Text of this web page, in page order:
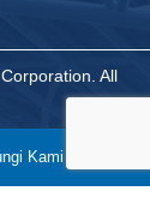
All
Kami ATAD